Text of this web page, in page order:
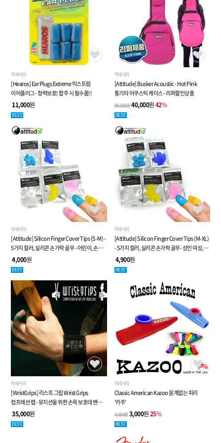
악세서리
[Hearos] Ear Plugs Extreme 익스트림
이어플러그 - 청력보호! 합주 시 필수품!!
11,000원
BEST
악세서리
[Attitude] Busker Acoustic - Hot Pink
통기타 어쿠스틱 케이스 - 리퍼할인상품
69,000원40,000원42%
BEST
악세서리
[Attitude] Silicon Finger Cover Tips (S-M) -
5가지 컬러, 실리콘 손가락 골무 - 어린이, 손이
작은 여성 용
4,000원
BEST
악세서리
[Attitude] Silicon Finger Cover Tips (M-XL)
- 5가지 컬러, 실리콘 손가락 골무- 성인 여성,
남성 용
4,900원
BEST
악세서리
[WristGrips] 리스트 그립 Wrist Grips
컴프레션 랩 - 뮤지션을 위한 손목 보호대 밴드
세트 (2개 1세트, FREE 사이즈)
35,000원
BEST
악세서리
Classic American Kazoo 음계없는 피리
'카주'
4,000원3,000원25%
BEST